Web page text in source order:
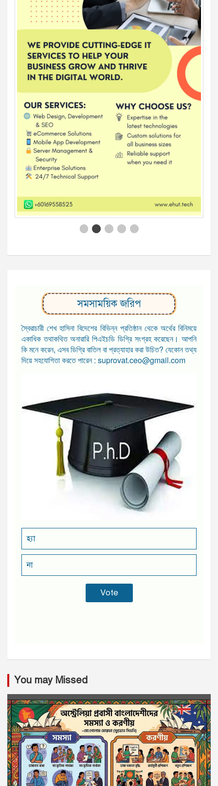
সমসাময়িক জরিপ
স্বৈরাচারী শেখ হাসিনা বিদেশের বিভিন্ন প্রতিষ্ঠান থেকে অর্থের বিনিময়ে
একাধিক তথাকথিত অনারারি পিএইচডি ডিগ্রি সংগ্রহ করেছেন। আপনি
কি মনে করেন, এসব ডিগ্রি বাতিল বা প্রত্যাহার করা উচিত? যেকোন তথ্য
দিয়ে সহযোগিতা করতে পারেন : suprovat.ceo@gmail.com
হ্যা
না
You may Missed